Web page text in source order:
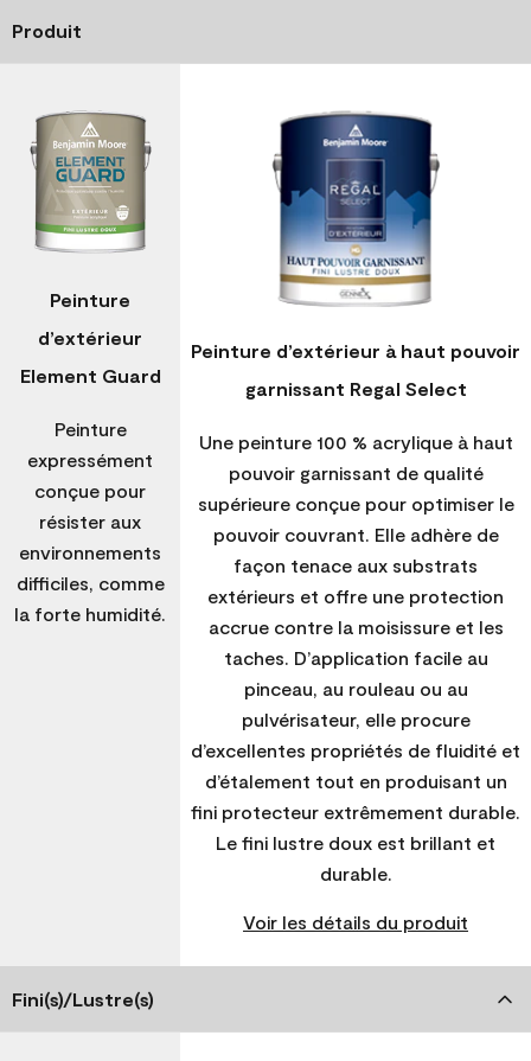
Produit
Peinture
d’extérieur
Element Guard
Peinture
expressément
conçue pour
résister aux
environnements
difficiles, comme
la forte humidité.
Peinture d’extérieur à haut pouvoir
garnissant Regal Select
Une peinture 100 % acrylique à haut
pouvoir garnissant de qualité
supérieure conçue pour optimiser le
pouvoir couvrant. Elle adhère de
façon tenace aux substrats
extérieurs et offre une protection
accrue contre la moisissure et les
taches. D’application facile au
pinceau, au rouleau ou au
pulvérisateur, elle procure
d’excellentes propriétés de fluidité et
d’étalement tout en produisant un
fini protecteur extrêmement durable.
Le fini lustre doux est brillant et
durable.
Voir les détails du produit
Fini(s)/Lustre(s)